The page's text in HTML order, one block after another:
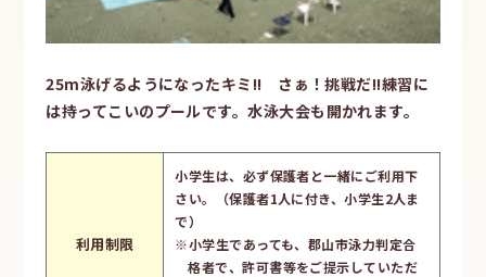
25m泳げるようになったキミ!! さぁ！挑戦だ!!練習に
は持ってこいのプールです。水泳大会も開かれます。
利用制限
小学生は、必ず保護者と一緒にご利用下
さい。（保護者1人に付き、小学生2人ま
で）
※小学生であっても、郡山市泳力判定合
格者で、許可書等をご提示していただ